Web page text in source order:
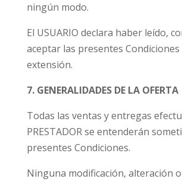
ningún modo.
El USUARIO declara haber leído,
aceptar las presentes
extensión.
7. GENERALIDADES DE LA OFERTA
Todas las ventas y entregas
PRESTADOR se entenderán
presentes Condiciones.
Ninguna modificación, alteración